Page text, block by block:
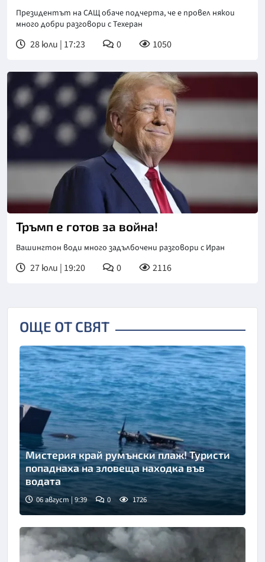
Президентът на САЩ обаче подчерта, че е провел някои
много добри разговори с Техеран
28 юли | 17:23 0 1050
Тръмп е готов за война!
Вашингтон води много задълбочени разговори с Иран
27 юли | 19:20 0 2116
ОЩЕ ОТ СВЯТ
Мистерия край румънски плаж! Туристи
попаднаха на зловеща находка във
водата
06 август | 9:39 0 1726